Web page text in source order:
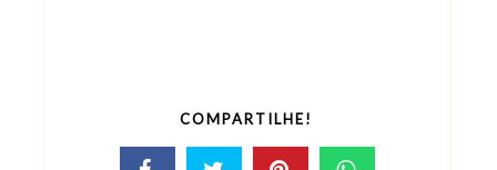
COMPARTILHE!